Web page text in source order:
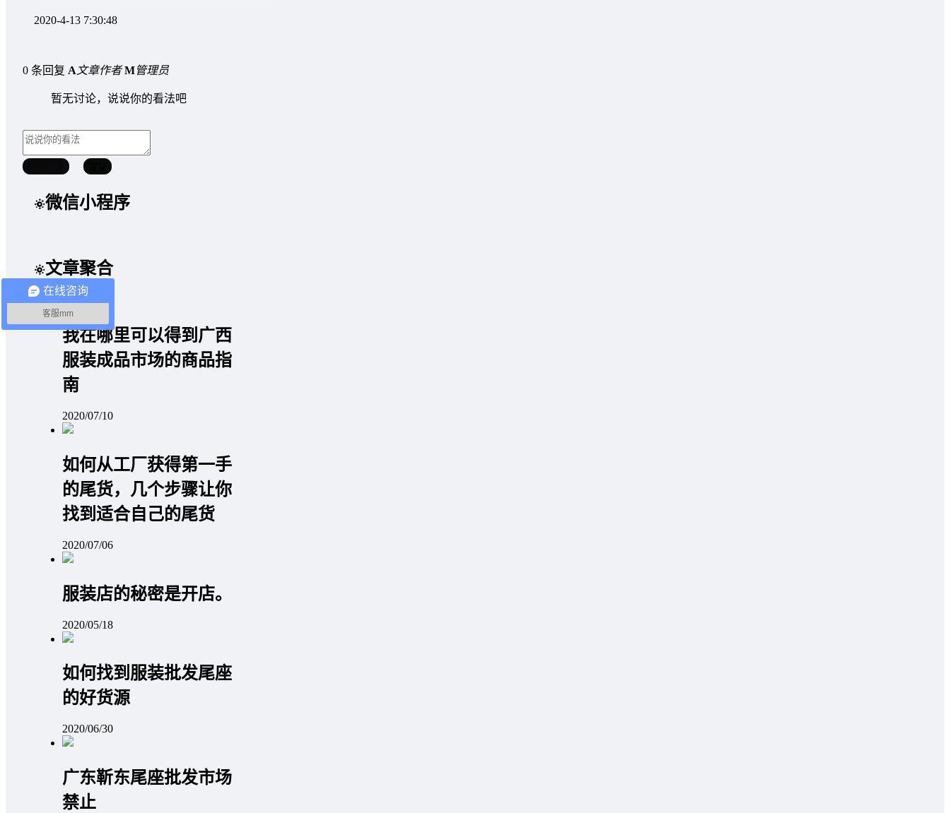
2020-4-13 7:30:48
0 条回复 A文章作者 M管理员
暂无讨论，说说你的看法吧
微信小程序
文章聚合
我在哪里可以得到广西
服装成品市场的商品指
南
2020/07/10
如何从工厂获得第一手
的尾货，几个步骤让你
找到适合自己的尾货
2020/07/06
服装店的秘密是开店。
2020/05/18
如何找到服装批发尾座
的好货源
2020/06/30
广东靳东尾座批发市场
禁止
在线咨询
客服mm